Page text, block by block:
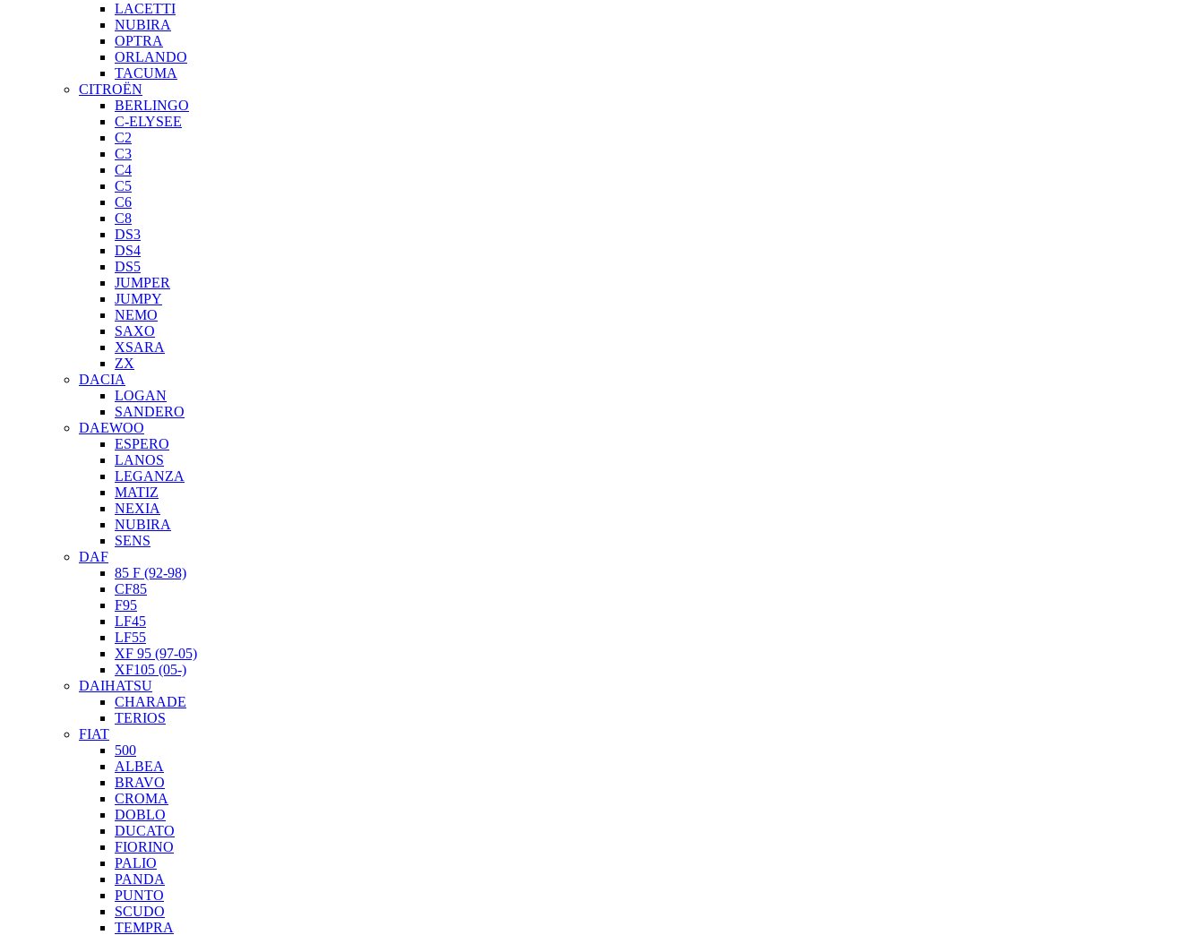
LACETTI
NUBIRA
OPTRA
ORLANDO
TACUMA
CITROËN
BERLINGO
C-ELYSEE
C2
C3
C4
C5
C6
C8
DS3
DS4
DS5
JUMPER
JUMPY
NEMO
SAXO
XSARA
ZX
DACIA
LOGAN
SANDERO
DAEWOO
ESPERO
LANOS
LEGANZA
MATIZ
NEXIA
NUBIRA
SENS
DAF
85 F (92-98)
CF85
F95
LF45
LF55
XF 95 (97-05)
XF105 (05-)
DAIHATSU
CHARADE
TERIOS
FIAT
500
ALBEA
BRAVO
CROMA
DOBLO
DUCATO
FIORINO
PALIO
PANDA
PUNTO
SCUDO
TEMPRA